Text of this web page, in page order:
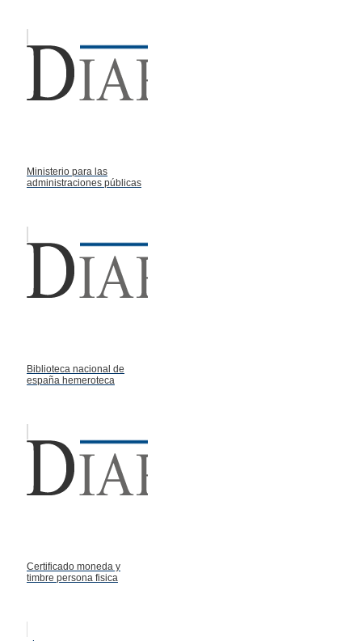
Ministerio para las
administraciones públicas
Biblioteca nacional de
españa hemeroteca
Certificado moneda y
timbre persona fisica